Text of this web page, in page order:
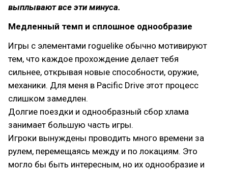
выплывают все эти минуса.
Медленный темп и сплошное однообразие
Игры с элементами roguelike обычно мотивируют
тем, что каждое прохождение делает тебя
сильнее, открывая новые способности, оружие,
механики. Для меня в Pacific Drive этот процесс
слишком замедлен.
Долгие поездки и однообразный сбор хлама
занимает большую часть игры.
Игроки вынуждены проводить много времени за
рулем, перемещаясь между и по локациям. Это
могло бы быть интересным, но их однообразие и